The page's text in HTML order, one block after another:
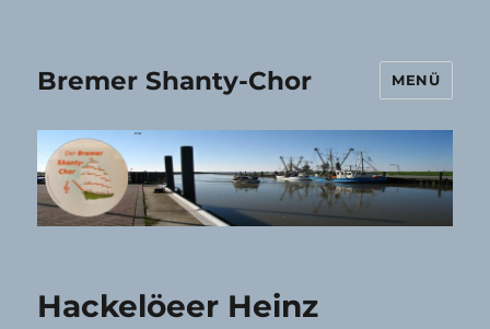
Bremer Shanty-Chor MENÜ
Hackelöeer Heinz